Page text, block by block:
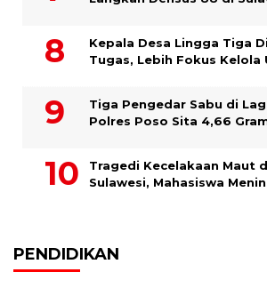
Kepala Desa Lingga Tiga
Tugas, Lebih Fokus Kelola
Tiga Pengedar Sabu di
Polres Poso Sita 4,66
Tragedi Kecelakaan Maut
Sulawesi, Mahasiswa
PENDIDIKAN